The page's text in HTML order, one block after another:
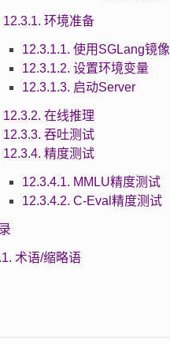
12.3.1. 环境准备
12.3.1.1. 使用SGLang镜像
12.3.1.2. 设置环境变量
12.3.1.3. 启动Server
12.3.2. 在线推理
12.3.3. 吞吐测试
12.3.4. 精度测试
12.3.4.1. MMLU精度测试
12.3.4.2. C-Eval精度测试
术语/缩略语